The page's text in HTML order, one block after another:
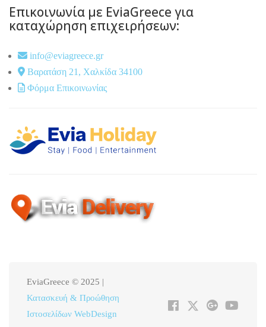
Επικοινωνία με EviaGreece για
καταχώρηση επιχειρήσεων:
info@eviagreece.gr
Βαρατάση 21, Χαλκίδα 34100
Φόρμα Επικοινωνίας
EviaGreece © 2025 |
Κατασκευή & Προώθηση
Ιστοσελίδων WebDesign